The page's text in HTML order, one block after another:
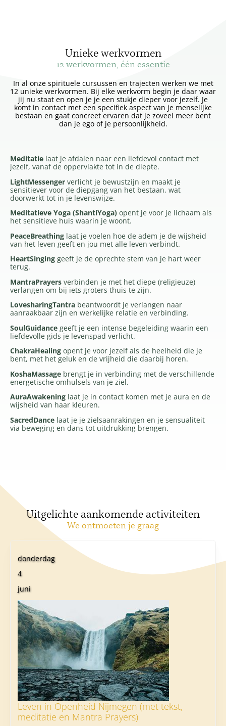
Unieke werkvormen
12 werkvormen, één essentie
In al onze spirituele cursussen en trajecten werken we met
12 unieke werkvormen. Bij elke werkvorm begin je daar waar
jij nu staat en open je je een stukje dieper voor jezelf. Je
komt in contact met een specifiek aspect van je menselijke
bestaan en gaat concreet ervaren dat je zoveel meer bent
dan je ego of je persoonlijkheid.
Meditatie laat je afdalen naar een liefdevol contact met
jezelf, vanaf de oppervlakte tot in de diepte.
LightMessenger verlicht je bewustzijn en maakt je
sensitiever voor de diepgang van het bestaan, wat
doorwerkt tot in je levenswijze.
Meditatieve Yoga (ShantiYoga) opent je voor je lichaam als
het sensitieve huis waarin je woont.
PeaceBreathing laat je voelen hoe de adem je de wijsheid
van het leven geeft en jou met alle leven verbindt.
HeartSinging geeft je de oprechte stem van je hart weer
terug.
MantraPrayers verbinden je met het diepe (religieuze)
verlangen om bij iets groters thuis te zijn.
LovesharingTantra beantwoordt je verlangen naar
aanraakbaar zijn en werkelijke relatie en verbinding.
SoulGuidance geeft je een intense begeleiding waarin een
liefdevolle gids je levenspad verlicht.
ChakraHealing opent je voor jezelf als de heelheid die je
bent, met het geluk en de vrijheid die daarbij horen.
KoshaMassage brengt je in verbinding met de verschillende
energetische omhulsels van je ziel.
AuraAwakening laat je in contact komen met je aura en de
wijsheid van haar kleuren.
SacredDance laat je je zielsaanrakingen en je sensualiteit
via beweging en dans tot uitdrukking brengen.
Uitgelichte aankomende activiteiten
We ontmoeten je graag
donderdag
4
juni
Leven in Openheid Nijmegen (met tekst,
meditatie en Mantra Prayers)